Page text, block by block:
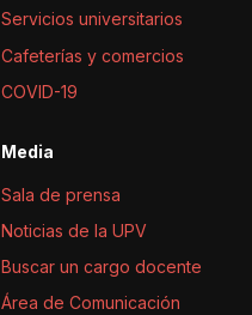
Servicios universitarios
Cafeterías y comercios
COVID-19
Media
Sala de prensa
Noticias de la UPV
Buscar un cargo docente
Área de Comunicación